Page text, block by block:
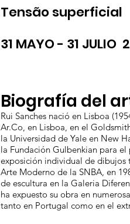
Tensão superficial
31 MAYO - 31 JULIO
Rui Sanches nació en Lisboa
Ar.Co, en Lisboa, en el
la Universidad de Yale en New
la Fundación Gulbenkian para
exposición individual de dibujos
Arte Moderno de la SNBA, en
de escultura en la Galeria
ha expuesto su obra en
tanto en Portugal como en el
Biografía del